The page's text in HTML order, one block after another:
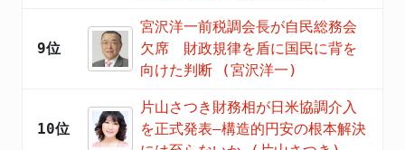
9位
宮沢洋一前税調会長が自民総務会
欠席 財政規律を盾に国民に背を
向けた判断 (宮沢洋一)
10位
片山さつき財務相が日米協調介入
を正式発表―構造的円安の根本解決